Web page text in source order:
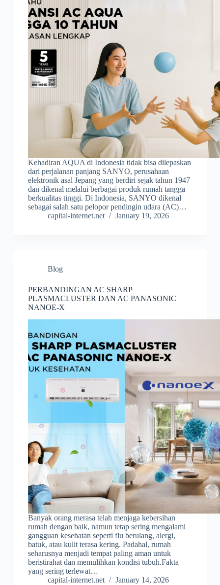
Kehadiran AQUA di Indonesia tidak bisa dilepaskan
dari perjalanan panjang SANYO, perusahaan
elektronik asal Jepang yang berdiri sejak tahun 1947
dan dikenal melalui berbagai produk rumah tangga
berkualitas tinggi. Di Indonesia, SANYO dikenal
sebagai salah satu pelopor pendingin udara (AC)…
capital-internet.net
January 19, 2026
Blog
PERBANDINGAN AC SHARP
PLASMACLUSTER DAN AC PANASONIC
NANOE-X
Banyak orang merasa telah menjaga kebersihan
rumah dengan baik, namun tetap sering mengalami
gangguan kesehatan seperti flu berulang, alergi,
batuk, atau kulit terasa kering. Padahal, rumah
seharusnya menjadi tempat paling aman untuk
beristirahat dan memulihkan kondisi tubuh.Fakta
yang sering terlewat…
capital-internet.net
January 14, 2026